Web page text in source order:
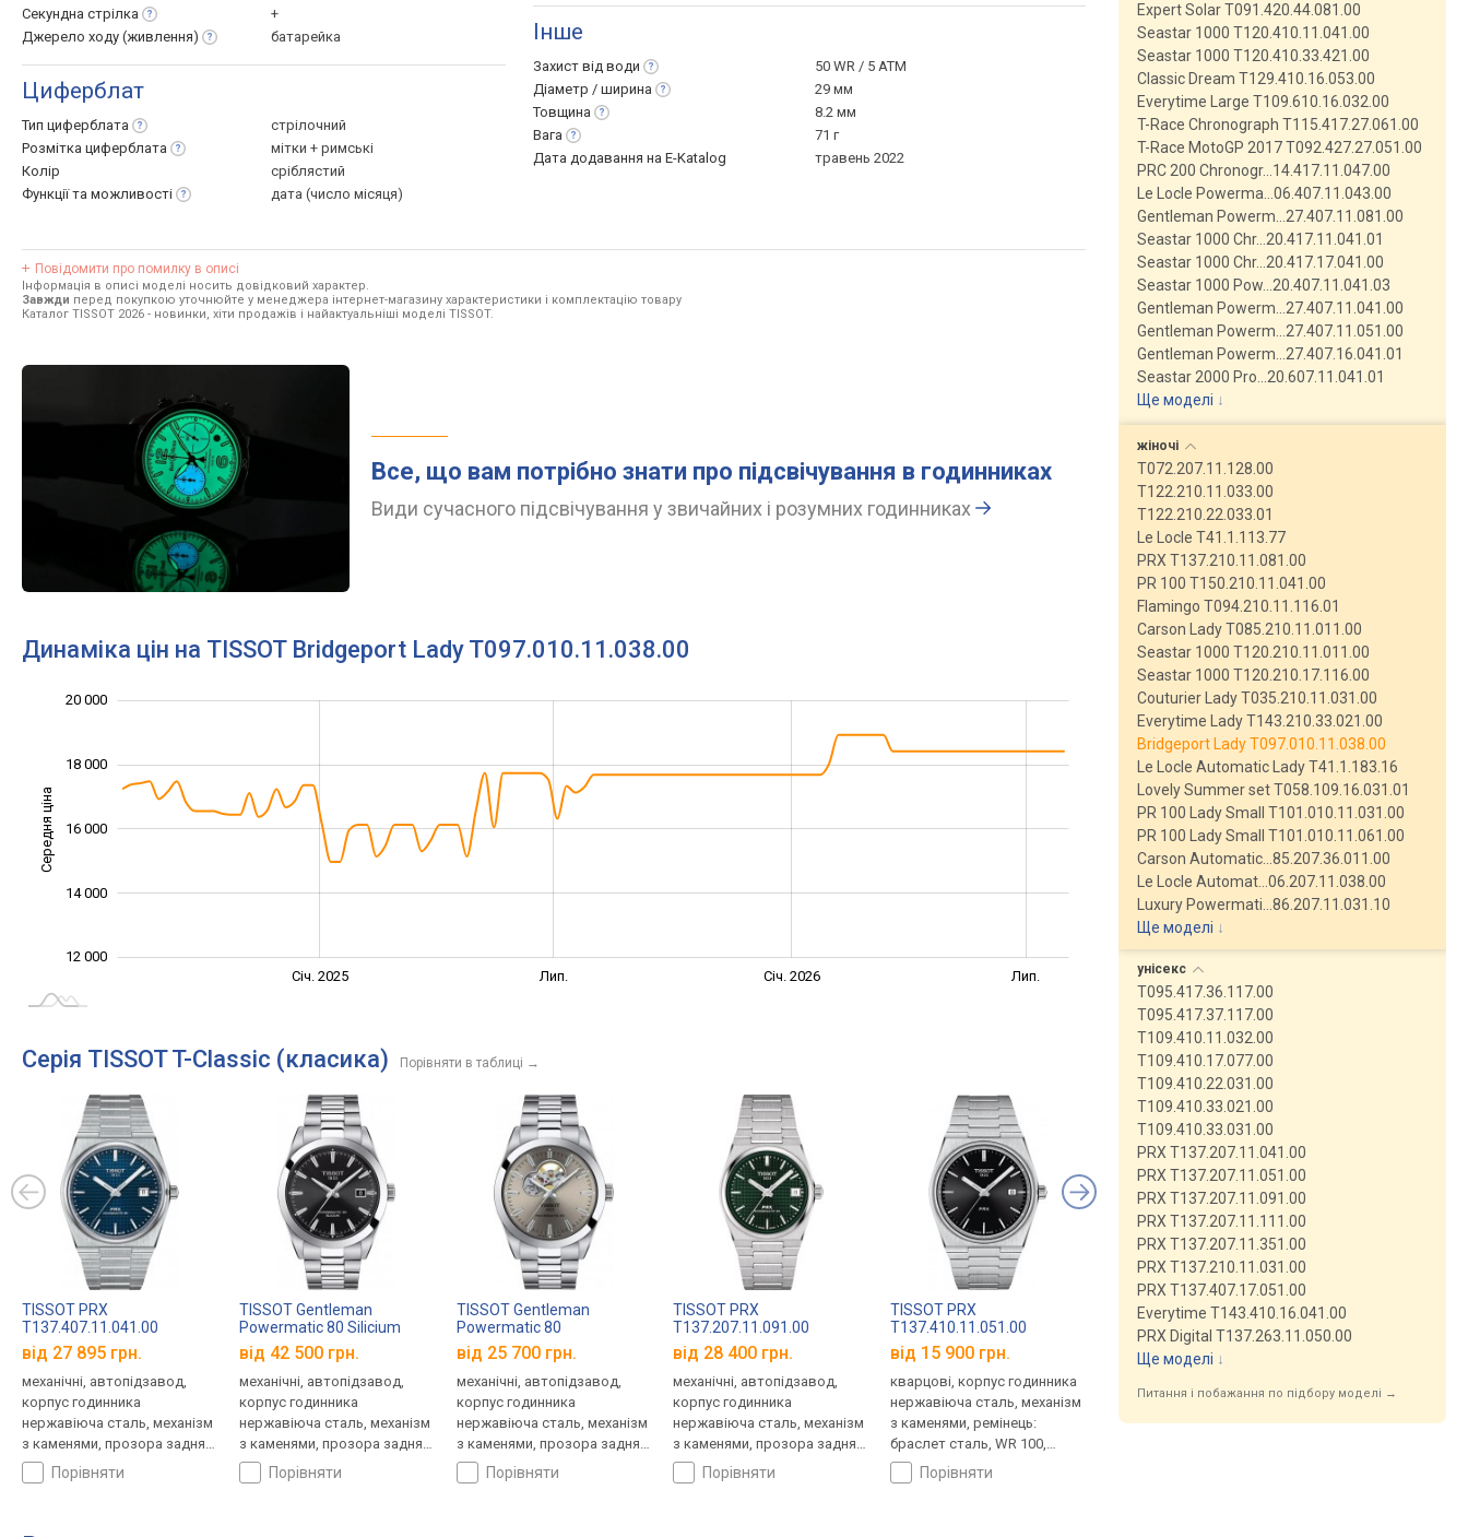
Секундна стрілка
+
Джерело ходу (живлення) батарейка
Циферблат
Тип циферблата
стрілочний
Розмітка циферблата
мітки + римські
Колір
сріблястий
Функції та можливості дата (число місяця)
Інше
Захист від води
50 WR / 5 ATM
Діаметр / ширина
29 мм
Товщина
8.2 мм
Вага
71 г
Дата додавання на E-Katalog
травень 2022
Повідомити про помилку в описі
Інформація в описі моделі носить довідковий характер.
Завжди перед покупкою уточнюйте у менеджера інтернет-магазину характеристики і комплектацію товару
Каталог TISSOT 2026 - новинки, хіти продажів і найактуальніші моделі TISSOT.
Все, що вам потрібно знати про підсвічування в годинниках
Види сучасного підсвічування у звичайних і розумних годинниках
Динаміка цін на TISSOT Bridgeport Lady T097.010.11.038.00
Середня ціна 13 000
12 000
14 000
16 000
18 000
20 000
Січ. 2025 Лип. Січ. 2026 Лип.
Серія TISSOT T-Classic (класика) Порівняти в таблиці →
TISSOT PRX
T137.407.11.041.00
від 27 895 грн.
механічні, автопідзавод,
корпус годинника
нержавіюча сталь, механізм
з каменями, прозора задня
кришка, ремінець: браслет
сталь, WR 100, Швейцарія
порівняти
TISSOT Gentleman
Powermatic 80 Silicium
T127.407.11.051.00
від 42 500 грн.
механічні, автопідзавод,
корпус годинника
нержавіюча сталь, механізм
з каменями, прозора задня
кришка, ремінець: браслет
сталь, WR 100, Швейцарія
порівняти
TISSOT Gentleman
Powermatic 80
T127.407.11.081.00
від 25 700 грн.
механічні, автопідзавод,
корпус годинника
нержавіюча сталь, механізм
з каменями, прозора задня
кришка, ремінець: браслет
сталь, WR 100, Швейцарія
порівняти
TISSOT PRX
T137.207.11.091.00
від 28 400 грн.
механічні, автопідзавод,
корпус годинника
нержавіюча сталь, механізм
з каменями, прозора задня
кришка, ремінець: браслет
сталь, WR 100, Швейцарія
порівняти
TISSOT PRX
T137.410.11.051.00
від 15 900 грн.
кварцові, корпус годинника
нержавіюча сталь, механізм
з каменями, ремінець:
браслет сталь, WR 100,
Швейцаріяпорівняти
TISSOT Gentleman
Powermatic 80 Silicium
T127.407.11.041.00
від 46 500 грн.
корпус годинника
нержавіюча сталь, механізм
TISSOT PRX
T137.410.11.041.00
нержавіюча сталь,
з каменями,
Expert Solar T091.420.44.081.00
Seastar 1000 T120.410.11.041.00
Seastar 1000 T120.410.33.421.00
Classic Dream T129.410.16.053.00
Everytime Large T109.610.16.032.00
T-Race Chronograph T115.417.27.061.00
T-Race MotoGP 2017 T092.427.27.051.00
PRC 200 Chronogr…14.417.11.047.00
Le Locle Powerma…06.407.11.043.00
Gentleman Powerm…27.407.11.081.00
Seastar 1000 Chr…20.417.11.041.01
Seastar 1000 Chr…20.417.17.041.00
Seastar 1000 Pow…20.407.11.041.03
Gentleman Powerm…27.407.11.041.00
Gentleman Powerm…27.407.11.051.00
Gentleman Powerm…27.407.16.041.01
Seastar 2000 Pro…20.607.11.041.01
Ще моделі ↓
жіночі
T072.207.11.128.00
T122.210.11.033.00
T122.210.22.033.01
Le Locle T41.1.113.77
PRX T137.210.11.081.00
PR 100 T150.210.11.041.00
Flamingo T094.210.11.116.01
Carson Lady T085.210.11.011.00
Seastar 1000 T120.210.11.011.00
Seastar 1000 T120.210.17.116.00
Couturier Lady T035.210.11.031.00
Everytime Lady T143.210.33.021.00
Bridgeport Lady T097.010.11.038.00
Le Locle Automatic Lady T41.1.183.16
Lovely Summer set T058.109.16.031.01
PR 100 Lady Small T101.010.11.031.00
PR 100 Lady Small T101.010.11.061.00
Carson Automatic…85.207.36.011.00
Le Locle Automat…06.207.11.038.00
Luxury Powermati…86.207.11.031.10
Ще моделі ↓
унісекс
T095.417.36.117.00
T095.417.37.117.00
T109.410.11.032.00
T109.410.17.077.00
T109.410.22.031.00
T109.410.33.021.00
T109.410.33.031.00
PRX T137.207.11.041.00
PRX T137.207.11.051.00
PRX T137.207.11.091.00
PRX T137.207.11.111.00
PRX T137.207.11.351.00
PRX T137.210.11.031.00
PRX T137.407.17.051.00
Everytime T143.410.16.041.00
PRX Digital T137.263.11.050.00
Ще моделі ↓
Питання і побажання по підбору моделі →